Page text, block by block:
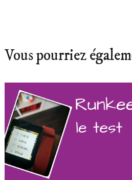
Vous pourriez